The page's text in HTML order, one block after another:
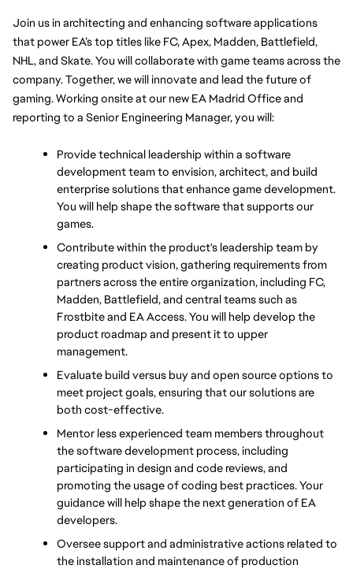
Join us in architecting and enhancing software applications
that power EA’s top titles like FC, Apex, Madden, Battlefield,
NHL, and Skate. You will collaborate with game teams across the
company. Together, we will innovate and lead the future of
gaming. Working onsite at our new EA Madrid Office and
reporting to a Senior Engineering Manager, you will:
Provide technical leadership within a software
development team to envision, architect, and build
enterprise solutions that enhance game development.
You will help shape the software that supports our
games.
Contribute within the product's leadership team by
creating product vision, gathering requirements from
partners across the entire organization, including FC,
Madden, Battlefield, and central teams such as
Frostbite and EA Access. You will help develop the
product roadmap and present it to upper
management.
Evaluate build versus buy and open source options to
meet project goals, ensuring that our solutions are
both cost-effective.
Mentor less experienced team members throughout
the software development process, including
participating in design and code reviews, and
promoting the usage of coding best practices. Your
guidance will help shape the next generation of EA
developers.
Oversee support and administrative actions related to
the installation and maintenance of production